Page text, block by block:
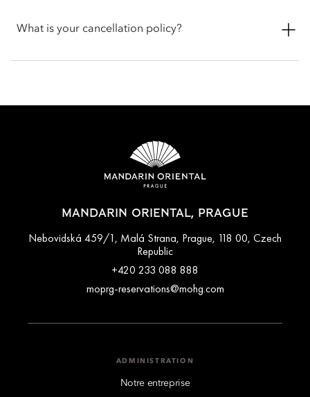
in or late check-out, you can inform the hotel when booking
What is your cancellation policy?
MANDARIN ORIENTAL, PRAGUE
Nebovidská 459/1, Malá Strana, Prague, 118 00, Czech
Republic
+420 233 088 888
moprg-reservations@mohg.com
ADMINISTRATION
Notre entreprise